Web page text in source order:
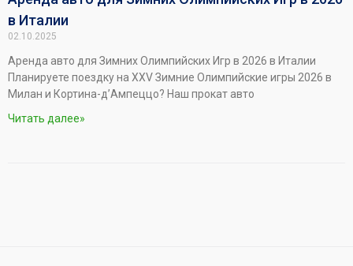
в Италии
02.10.2025
Аренда авто для Зимних Олимпийских Игр в 2026 в Италии
Планируете поездку на XXV Зимние Олимпийские игры 2026 в
Милан и Кортина-д’Ампеццо? Наш прокат авто
Читать далее»